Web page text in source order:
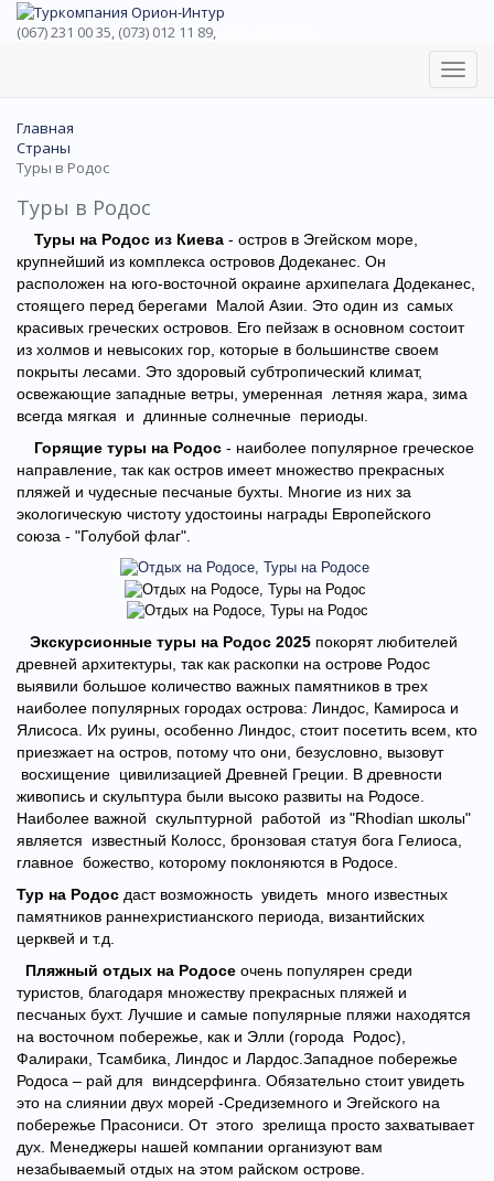
(067) 231 00 35, (073) 012 11 89,
Главная
Страны
Туры в Родос
Туры в Родос
Туры на Родос из Киева - остров в Эгейском море,
крупнейший из комплекса островов Додеканес. Он
расположен на юго-восточной окраине архипелага Додеканес,
стоящего перед берегами Малой Азии. Это один из самых
красивых греческих островов. Его пейзаж в основном состоит
из холмов и невысоких гор, которые в большинстве своем
покрыты лесами. Это здоровый субтропический климат,
освежающие западные ветры, умеренная летняя жара, зима
всегда мягкая и длинные солнечные периоды.
Горящие туры на Родос - наиболее популярное греческое
направление, так как остров имеет множество прекрасных
пляжей и чудесные песчаные бухты. Многие из них за
экологическую чистоту удостоины награды Европейского
союза - "Голубой флаг".
Экскурсионные туры на Родос 2025 покорят любителей
древней архитектуры, так как раскопки на острове Родос
выявили большое количество важных памятников в трех
наиболее популярных городах острова: Линдос, Камироса и
Ялисоса. Их руины, особенно Линдос, стоит посетить всем, кто
приезжает на остров, потому что они, безусловно, вызовут
восхищение цивилизацией Древней Греции. В древности
живопись и скульптура были высоко развиты на Родосе.
Наиболее важной скульптурной работой из "Rhodian школы"
является известный Колосс, бронзовая статуя бога Гелиоса,
главное божество, которому поклоняются в Родосе.
Тур на Родос даст возможность увидеть много известных
памятников раннехристианского периода, византийских
церквей и т.д.
Пляжный отдых на Родосе очень популярен среди
туристов, благодаря множеству прекрасных пляжей и
песчаных бухт. Лучшие и самые популярные пляжи находятся
на восточном побережье, как и Элли (города Родос),
Фалираки, Тсамбика, Линдос и Лардос.Западное побережье
Родоса – рай для виндсерфинга. Обязательно стоит увидеть
это на слиянии двух морей -Средиземного и Эгейского на
побережье Прасониси. От этого зрелища просто захватывает
дух. Менеджеры нашей компании организуют вам
незабываемый отдых на этом райском острове.